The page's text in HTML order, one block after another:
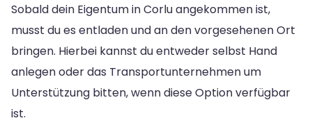
Sobald dein Eigentum in Corlu angekommen ist,
musst du es entladen und an den vorgesehenen Ort
bringen. Hierbei kannst du entweder selbst Hand
anlegen oder das Transportunternehmen um
Unterstützung bitten, wenn diese Option verfügbar
ist.